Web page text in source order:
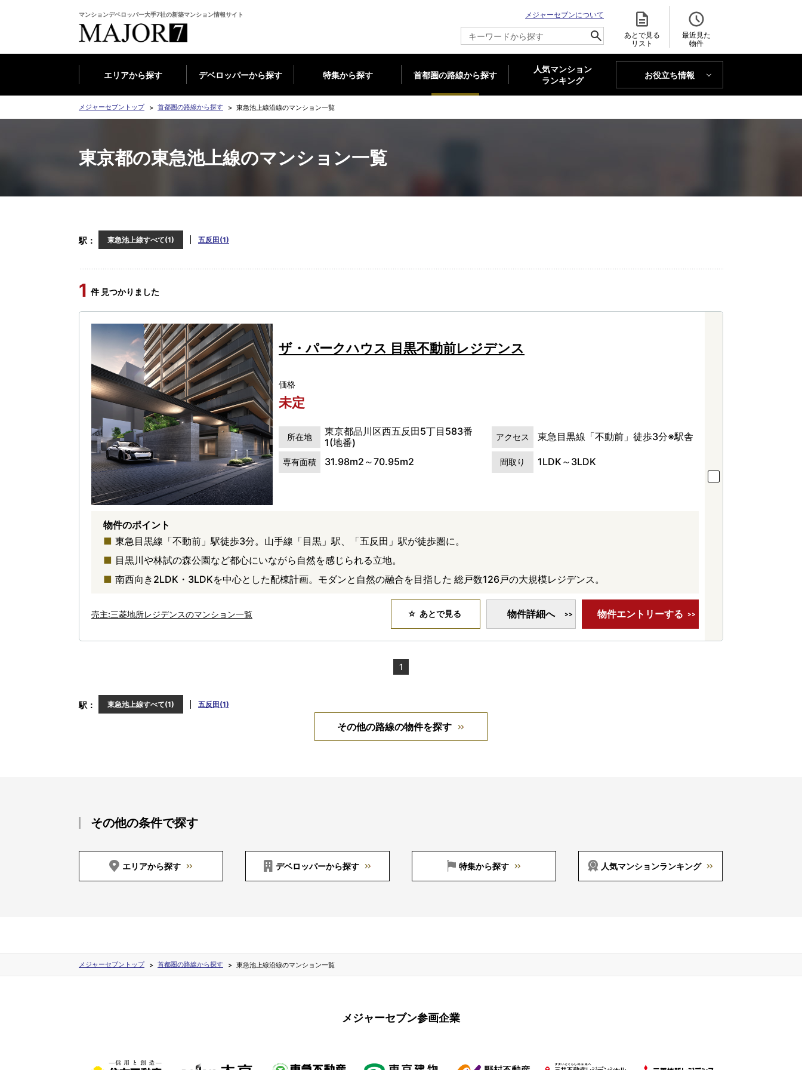
マンションデベロッパー大手7社の新築マンション情報サイト
メジャーセブンについて
あとで見る
リスト
最近見た
物件
エリアから探す デベロッパーから探す 特集から探す 首都圏の路線から探す
人気マンション
ランキング
お役立ち情報
MAJOR'S BLOG
メジャーセブントップ 首都圏の路線から探す 東急池上線沿線のマンション一覧
東京都の東急池上線のマンション一覧
駅 東急池上線すべて(1) 五反田(1)
1 件 見つかりました
ザ・パークハウス 目黒不動前レジデンス
価格
未定
所在地
東京都品川区西五反田5丁目583番
1(地番)
アクセス 東急目黒線「不動前」徒歩3分※駅舎
専有面積 31.98m2～70.95m2 間取り 1LDK～3LDK
物件のポイント
東急目黒線「不動前」駅徒歩3分。山手線「目黒」駅、「五反田」駅が徒歩圏に。
目黒川や林試の森公園など都心にいながら自然を感じられる立地。
南西向き2LDK・3LDKを中心とした配棟計画。モダンと自然の融合を目指した 総戸数126戸の大規模レジデンス。
売主:三菱地所レジデンスのマンション一覧 あとで見る 物件詳細へ 物件エントリーする
1
駅 東急池上線すべて(1) 五反田(1)
その他の路線の物件を探す
その他の条件で探す
エリアから探す デベロッパーから探す 特集から探す 人気マンションランキング
メジャーセブントップ 首都圏の路線から探す 東急池上線沿線のマンション一覧
メジャーセブン参画企業